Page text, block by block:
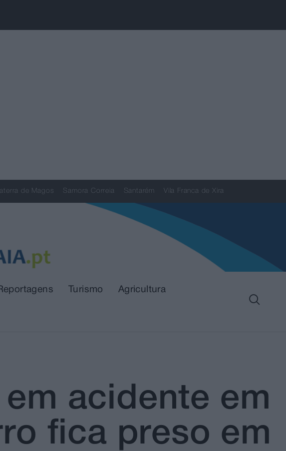
de Magos Samora Correia Santarém Vila Franca de Xira
Turismo Agricultura
acidente em
fica preso em